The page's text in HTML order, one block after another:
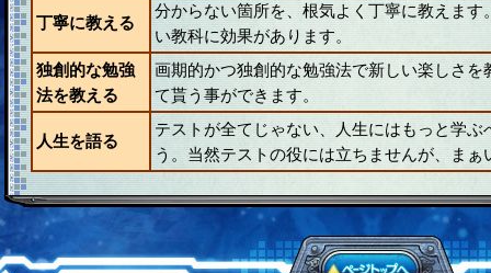
丁寧に教える
分からない箇所を、根気よく丁寧に教えま
い教科に効果があります。
独創的な勉強
法を教える
画期的かつ独創的な勉強法で新しい楽しさ
て貰う事ができます。
人生を語る
テストが全てじゃない、人生にはもっと学
う。当然テストの役には立ちませんが、まぁ